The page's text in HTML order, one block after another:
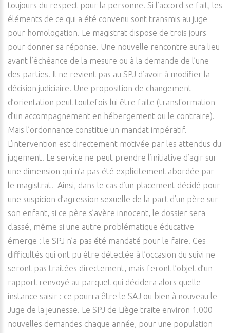
toujours du respect pour la personne. Si l’accord se fait, les
éléments de ce qui a été convenu sont transmis au juge
pour homologation. Le magistrat dispose de trois jours
pour donner sa réponse. Une nouvelle rencontre aura lieu
avant l’échéance de la mesure ou à la demande de l’une
des parties. Il ne revient pas au SPJ d’avoir à modifier la
décision judiciaire. Une proposition de changement
d’orientation peut toutefois lui être faite (transformation
d’un accompagnement en hébergement ou le contraire).
Mais l’ordonnance constitue un mandat impératif.
L’intervention est directement motivée par les attendus du
jugement. Le service ne peut prendre l’initiative d’agir sur
une dimension qui n’a pas été explicitement abordée par
le magistrat. Ainsi, dans le cas d’un placement décidé pour
une suspicion d’agression sexuelle de la part d’un père sur
son enfant, si ce père s’avère innocent, le dossier sera
classé, même si une autre problématique éducative
émerge : le SPJ n’a pas été mandaté pour le faire. Ces
difficultés qui ont pu être détectée à l’occasion du suivi ne
seront pas traitées directement, mais feront l’objet d’un
rapport renvoyé au parquet qui décidera alors quelle
instance saisir : ce pourra être le SAJ ou bien à nouveau le
Juge de la jeunesse. Le SPJ de Liège traite environ 1.000
nouvelles demandes chaque année, pour une population